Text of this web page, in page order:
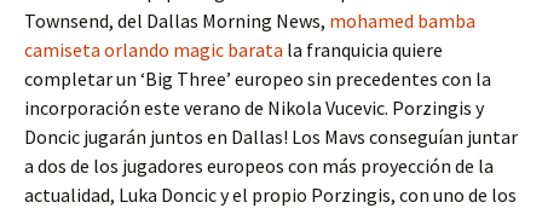
Townsend, del Dallas Morning News, mohamed bamba
camiseta orlando magic barata la franquicia quiere
completar un ‘Big Three’ europeo sin precedentes con la
incorporación este verano de Nikola Vucevic. Porzingis y
Doncic jugarán juntos en Dallas! Los Mavs conseguían juntar
a dos de los jugadores europeos con más proyección de la
actualidad, Luka Doncic y el propio Porzingis, con uno de los